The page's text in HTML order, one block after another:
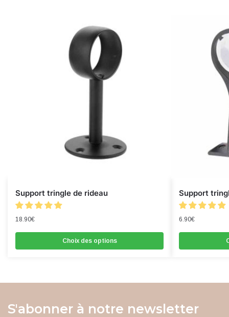
Support tringle de rideau
18.90€
Choix des options
Support
6.90€
S'abonner à notre newsletter